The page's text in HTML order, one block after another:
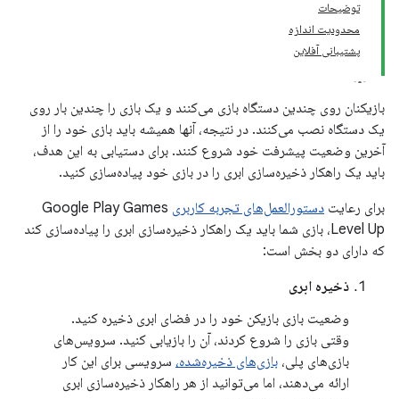
توضیحات
محدودیت اندازه
پشتیبانی آفلاین
بازیکنان روی چندین دستگاه بازی می‌کنند و یک بازی را چندین بار روی
یک دستگاه نصب می‌کنند. در نتیجه، آنها همیشه باید بازی خود را از
آخرین وضعیت پیشرفت خود شروع کنند. برای دستیابی به این هدف،
باید یک راهکار ذخیره‌سازی ابری را در بازی خود پیاده‌سازی کنید.
برای رعایت دستورالعمل‌های تجربه کاربری Google Play Games
Level Up، بازی شما باید یک راهکار ذخیره‌سازی ابری را پیاده‌سازی کند
که دارای دو بخش است:
ذخیره ابری
وضعیت بازی بازیکن خود را در فضای ابری ذخیره کنید.
وقتی بازی را شروع کردند، آن را بازیابی کنید. سرویس‌های
بازی‌های پلی، بازی‌های ذخیره‌شده، سرویسی برای این کار
ارائه می‌دهند، اما می‌توانید از هر راهکار ذخیره‌سازی ابری